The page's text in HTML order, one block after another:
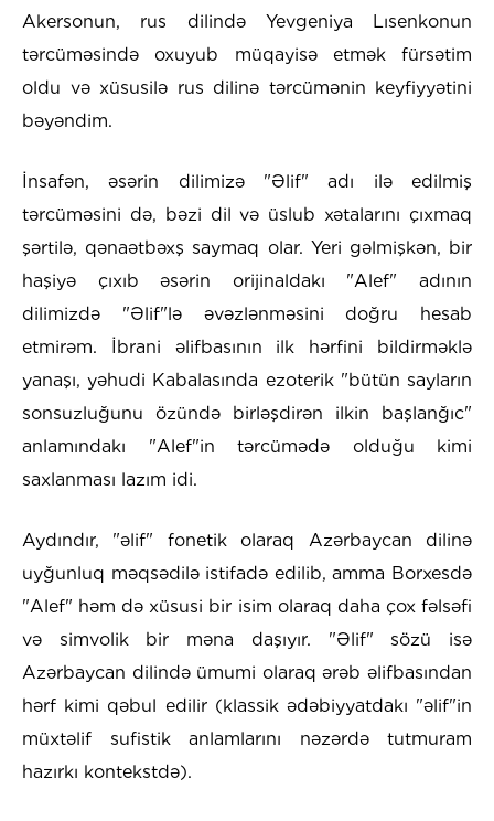
Akersonun, rus dilində Yevgeniya Lısenkonun
tərcüməsində oxuyub müqayisə etmək fürsətim
oldu və xüsusilə rus dilinə tərcümənin keyfiyyətini
bəyəndim.
İnsafən, əsərin dilimizə "Əlif" adı ilə edilmiş
tərcüməsini də, bəzi dil və üslub xətalarını çıxmaq
şərtilə, qənaətbəxş saymaq olar. Yeri gəlmişkən, bir
haşiyə çıxıb əsərin orijinaldakı "Alef" adının
dilimizdə "Əlif"lə əvəzlənməsini doğru hesab
etmirəm. İbrani əlifbasının ilk hərfini bildirməklə
yanaşı, yəhudi Kabalasında ezoterik "bütün sayların
sonsuzluğunu özündə birləşdirən ilkin başlanğıc"
anlamındakı "Alef"in tərcümədə olduğu kimi
saxlanması lazım idi.
Aydındır, "əlif" fonetik olaraq Azərbaycan dilinə
uyğunluq məqsədilə istifadə edilib, amma Borxesdə
"Alef" həm də xüsusi bir isim olaraq daha çox fəlsəfi
və simvolik bir məna daşıyır. "Əlif" sözü isə
Azərbaycan dilində ümumi olaraq ərəb əlifbasından
hərf kimi qəbul edilir (klassik ədəbiyyatdakı "əlif"in
müxtəlif sufistik anlamlarını nəzərdə tutmuram
hazırkı kontekstdə).